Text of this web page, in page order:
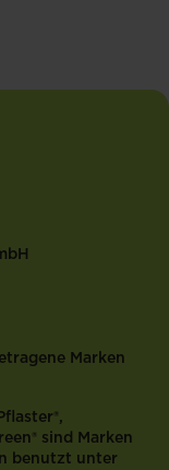
Marken
sind Marken
benutzt unter